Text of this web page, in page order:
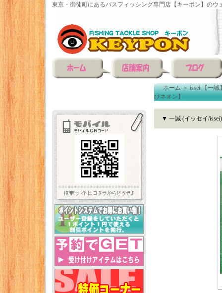
東京・御徒町にあるバスフィッシング専門店【キーポン】のウ
ホーム＞issei 【一誠
びネオン】
▼ 一誠 (イッセイ/